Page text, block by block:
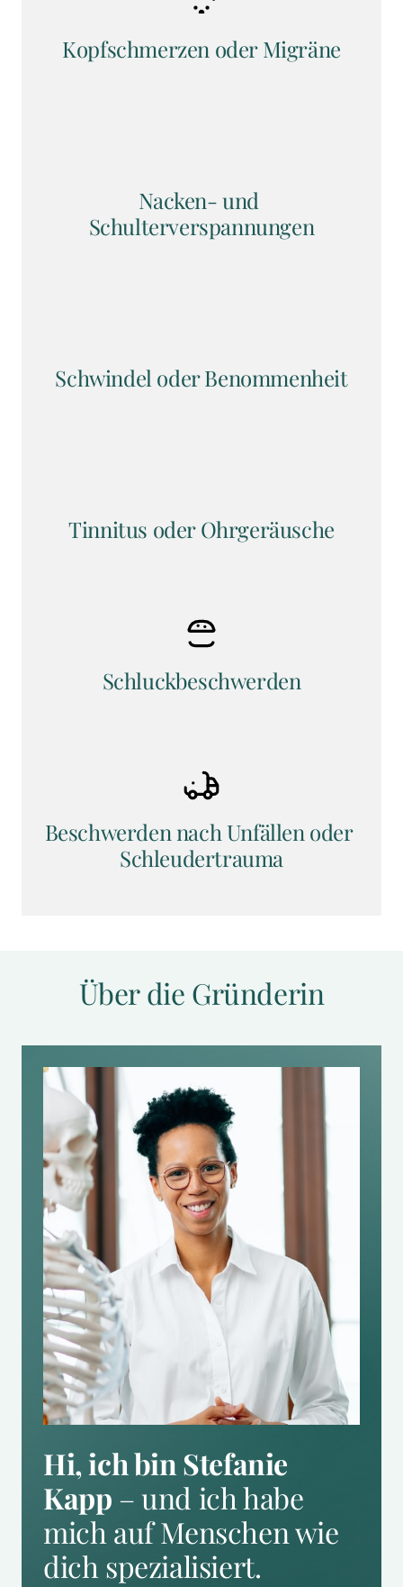
Kopfschmerzen oder Migräne
Nacken- und
Schulterverspannungen
Schwindel oder Benommenheit
Tinnitus oder Ohrgeräusche
Schluckbeschwerden
Beschwerden nach Unfällen oder
Schleudertrauma
Über die Gründerin
Hi, ich bin Stefanie
Kapp – und ich habe
mich auf Menschen wie
dich spezialisiert.